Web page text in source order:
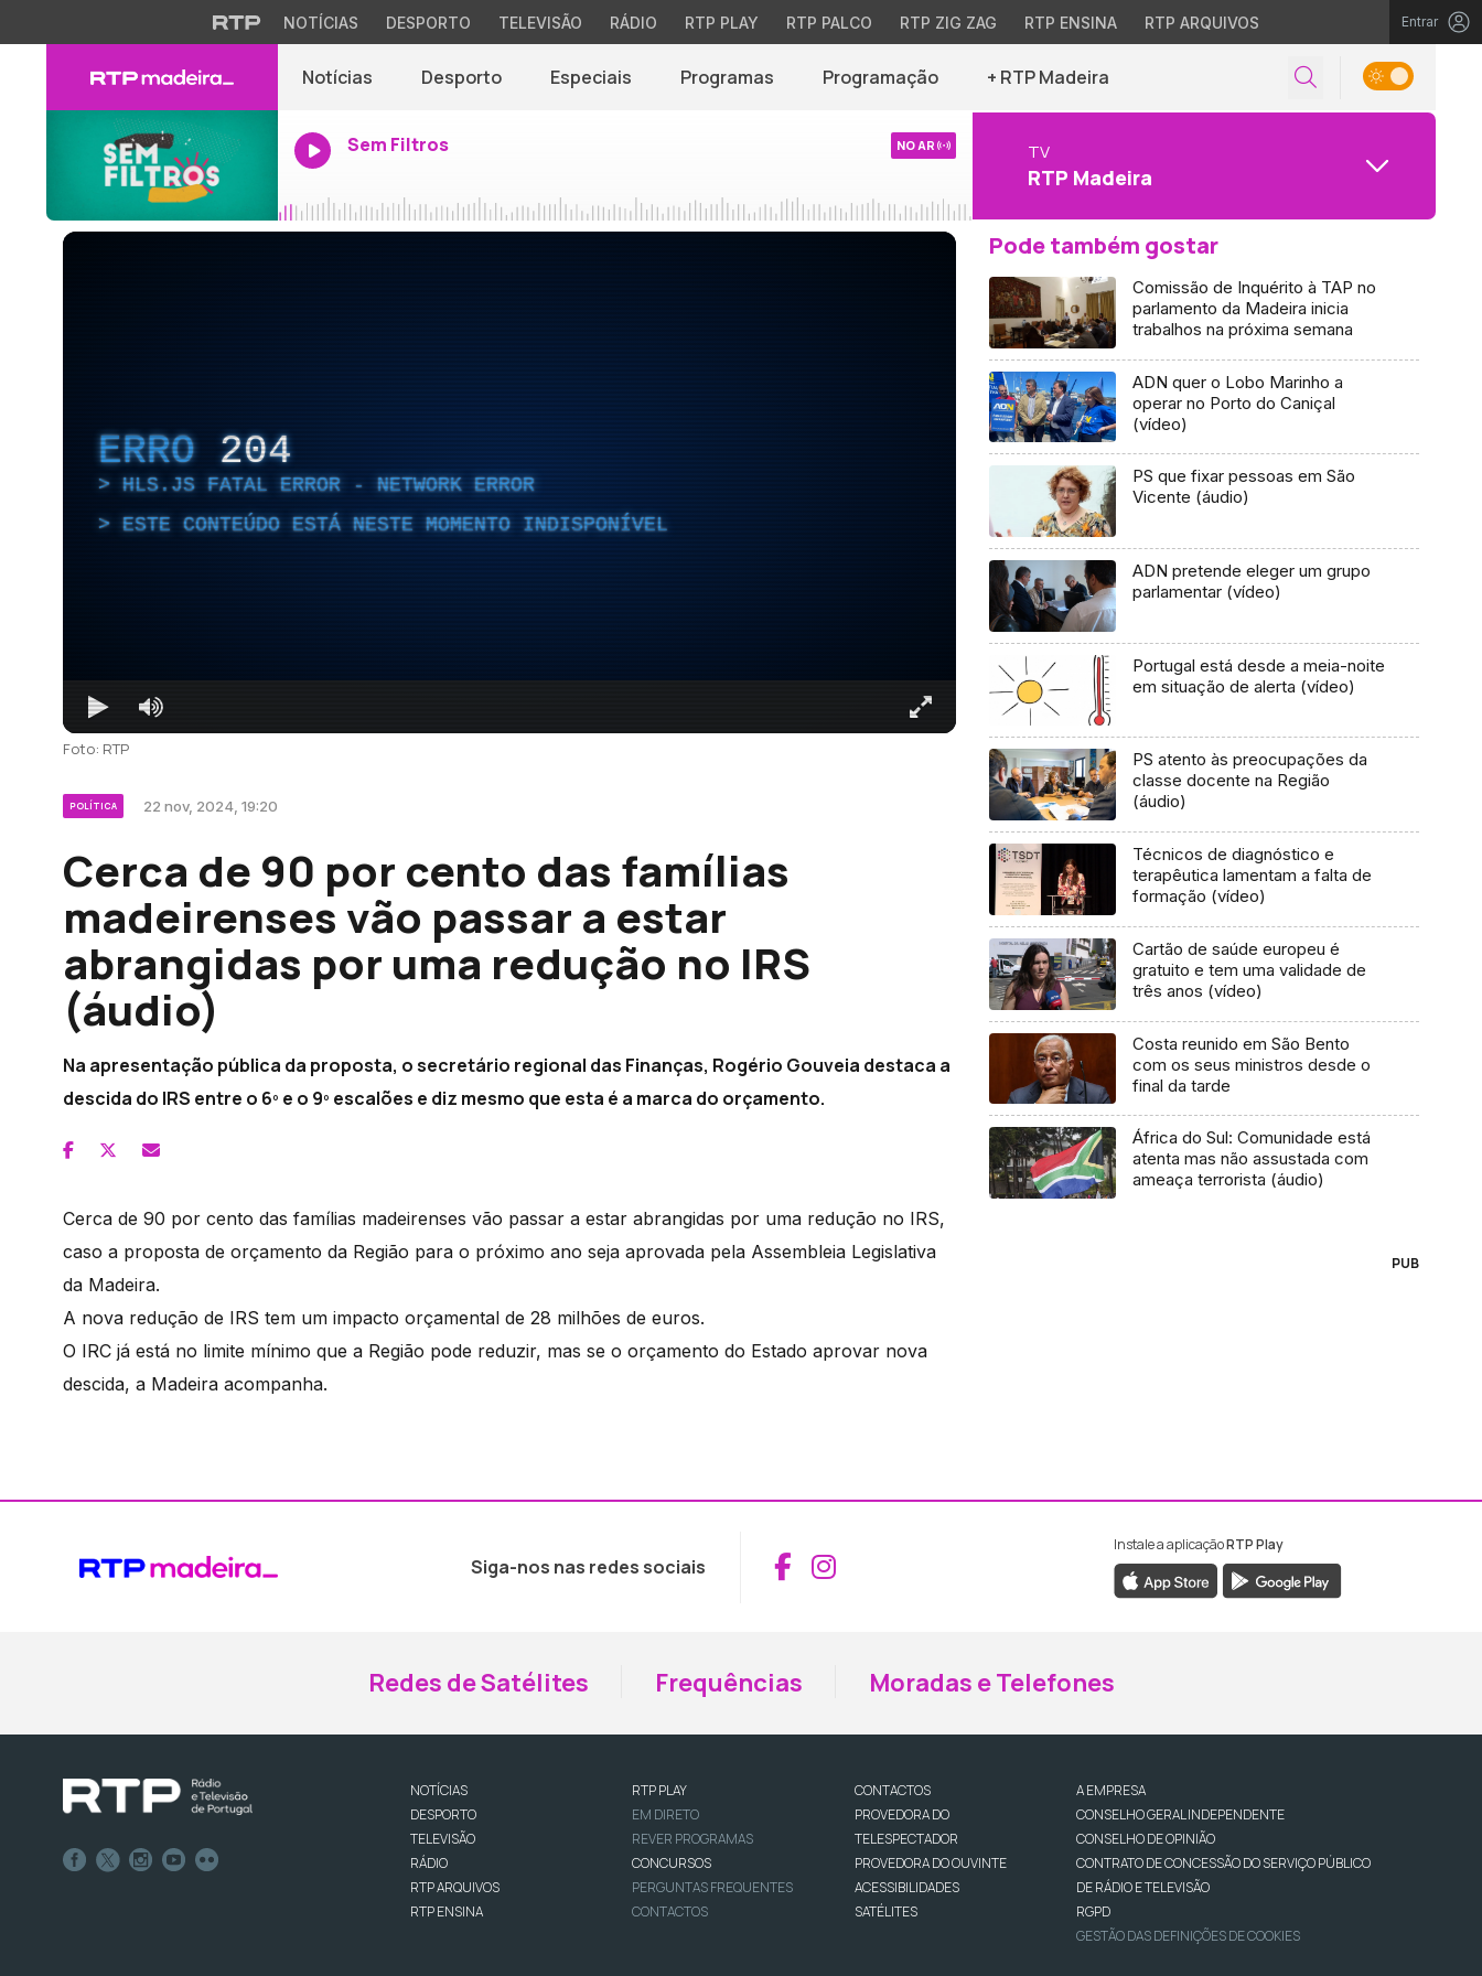
NOTÍCIAS DESPORTO TELEVISÃO RÁDIO RTP PLAY RTP PALCO RTP ZIG ZAG RTP ENSINA RTP ARQUIVOS Entrar
Notícias Desporto Especiais Programas Programação + RTP Madeira
Sem Filtros NO AR TV
RTP Madeira
ERRO 204
HLS.JS FATAL ERROR - NETWORK ERROR
ESTE CONTEÚDO ESTÁ NESTE MOMENTO INDISPONÍVEL
Foto: RTP
POLÍTICA 22 nov, 2024, 19:20
Cerca de 90 por cento das famílias
madeirenses vão passar a estar
abrangidas por uma redução no IRS
(áudio)
Na apresentação pública da proposta, o secretário regional das Finanças, Rogério Gouveia destaca a
descida do IRS entre o 6º e o 9º escalões e diz mesmo que esta é a marca do orçamento.
Cerca de 90 por cento das famílias madeirenses vão passar a estar abrangidas por uma redução no IRS,
caso a proposta de orçamento da Região para o próximo ano seja aprovada pela Assembleia Legislativa
da Madeira.
A nova redução de IRS tem um impacto orçamental de 28 milhões de euros.
O IRC já está no limite mínimo que a Região pode reduzir, mas se o orçamento do Estado aprovar nova
descida, a Madeira acompanha.
Pode também gostar
Comissão de Inquérito à TAP no
parlamento da Madeira inicia
trabalhos na próxima semana
ADN quer o Lobo Marinho a
operar no Porto do Caniçal
(vídeo)
PS que fixar pessoas em São
Vicente (áudio)
ADN pretende eleger um grupo
parlamentar (vídeo)
Portugal está desde a meia-noite
em situação de alerta (vídeo)
PS atento às preocupações da
classe docente na Região
(áudio)
Técnicos de diagnóstico e
terapêutica lamentam a falta de
formação (vídeo)
Cartão de saúde europeu é
gratuito e tem uma validade de
três anos (vídeo)
Costa reunido em São Bento
com os seus ministros desde o
final da tarde
África do Sul: Comunidade está
atenta mas não assustada com
ameaça terrorista (áudio)
PUB
Siga-nos nas redes sociais Aceder ao Facebook da RTP Madeira
Aceder ao Instagram da RTP Madeira
Instale a aplicaçãoRTP Play
Redes de Satélites Frequências Moradas e Telefones
NOTÍCIAS
DESPORTO
TELEVISÃO
RÁDIO
RTP ARQUIVOS
RTP ENSINA
RTP PLAY
EM DIRETO
REVER PROGRAMAS
CONCURSOS
PERGUNTAS FREQUENTES
CONTACTOS
CONTACTOS
PROVEDORA DO
TELESPECTADOR
PROVEDORA DO OUVINTE
ACESSIBILIDADES
SATÉLITES
A EMPRESA
CONSELHO GERAL INDEPENDENTE
CONSELHO DE OPINIÃO
CONTRATO DE CONCESSÃO DO SERVIÇO PÚBLICO
DE RÁDIO E TELEVISÃO
RGPD
GESTÃO DAS DEFINIÇÕES DE COOKIES